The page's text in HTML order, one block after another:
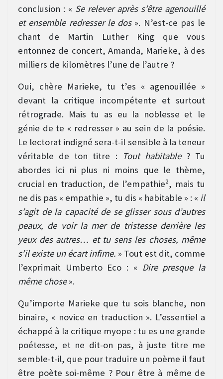
conclusion : « Se relever après s’être agenouillé
et ensemble redresser le dos». N’est-ce pas le
chant de Martin Luther King que vous
entonnez de concert, Amanda, Marieke, à des
milliers de kilomètres l’une de l’autre ?
Oui, chère Marieke, tu t’es « agenouillée »
devant la critique incompétente et surtout
rétrograde. Mais tu as eu la noblesse et le
génie de te « redresser » au sein de la poésie.
Le lectorat indigné sera-t-il sensible à la teneur
véritable de ton titre :
Tout habitable? Tu
abordes ici ni plus ni moins que le thème,
crucial en traduction, de l’empathie², mais tu
ne dis pas « empathie », tu dis « habitable » : « il
s’agit de la capacité de se glisser sous d’autres
peaux, de voir la mer de tristesse derrière les
yeux des autres… et tu sens les choses, même
s’il existe un écart infime. » Tout est dit, comme
l’exprimait Umberto Eco : « Dire presque la
même chose».
Qu’importe Marieke que tu sois blanche, non
binaire, « novice en traduction ». L’essentiel a
échappé à la critique myope : tu es une grande
poétesse, et ne dit-on pas, à juste titre me
semble-t-il, que pour traduire un poème il faut
être poète soi-même ? Pour être à même de